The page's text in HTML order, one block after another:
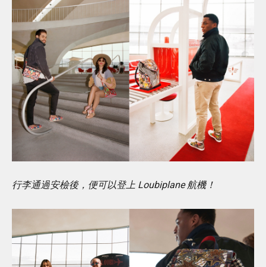
行李通過安檢後，便可以登上 Loubiplane 航機！